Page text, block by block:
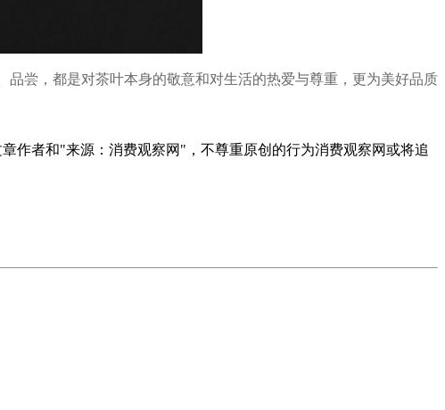
尝，都是对茶叶本身的敬意和对生活的热爱与尊重，更为美好品质
作者和"来源：消费观察网"，不尊重原创的行为消费观察网或将追